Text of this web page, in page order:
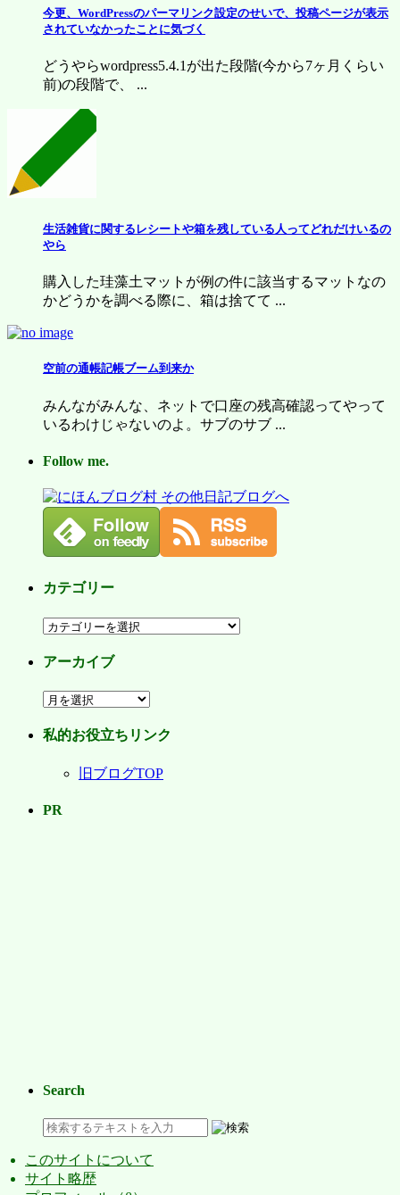
今更、WordPressのパーマリンク設定のせいで、投稿ページが表示
されていなかったことに気づく
どうやらwordpress5.4.1が出た段階(今から7ヶ月くらい
前)の段階で、 ...
生活雑貨に関するレシートや箱を残している人ってどれだけいるの
やら
購入した珪藻土マットが例の件に該当するマットなの
かどうかを調べる際に、箱は捨てて ...
空前の通帳記帳ブーム到来か
みんながみんな、ネットで口座の残高確認ってやって
いるわけじゃないのよ。サブのサブ ...
Follow me.
カテゴリー
カ
ゴ
ー
アーカイブ
ア
カ
私的お役立ちリンク
旧ブログTOP
PR
Search
このサイトについて
サイト略歴